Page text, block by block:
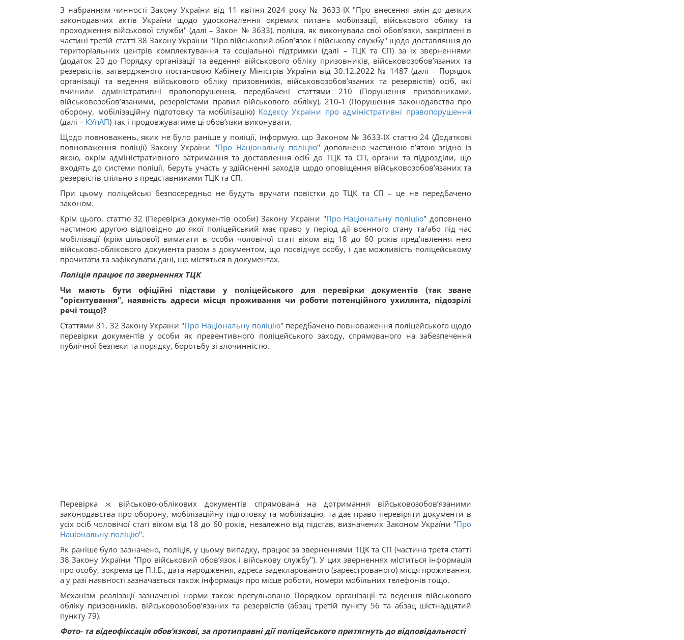
З набранням чинності Закону України від 11 квітня 2024 року № 3633-ІХ "Про внесення змін до деяких
законодавчих актів України щодо удосконалення окремих питань мобілізації, військового обліку та
проходження військової служби" (далі – Закон № 3633), поліція, як виконувала свої обов’язки, закріплені в
частині третій статті 38 Закону України "Про військовий обов’язок і військову службу" щодо доставляння до
територіальних центрів комплектування та соціальної підтримки (далі – ТЦК та СП) за їх зверненнями
(додаток 20 до Порядку організації та ведення військового обліку призовників, військовозобов’язаних та
резервістів, затвердженого постановою Кабінету Міністрів України від 30.12.2022 № 1487 (далі – Порядок
організації та ведення військового обліку призовників, військовозобов’язаних та резервістів) осіб, які
вчинили адміністративні правопорушення, передбачені статтями 210 (Порушення призовниками,
військовозобов’язаними, резервістами правил військового обліку), 210-1 (Порушення законодавства про
оборону, мобілізаційну підготовку та мобілізацію) Кодексу України про адміністративні правопорушення
(далі – КУпАП) так і продовжуватиме ці обов’язки виконувати.
Щодо повноважень, яких не було раніше у поліції, інформую, що Законом № 3633-ІХ статтю 24 (Додаткові
повноваження поліції) Закону України "Про Національну поліцію" доповнено частиною п’ятою згідно із
якою, окрім адміністративного затримання та доставлення осіб до ТЦК та СП, органи та підрозділи, що
входять до системи поліції, беруть участь у здійсненні заходів щодо оповіщення військовозобов’язаних та
резервістів спільно з представниками ТЦК та СП.
При цьому поліцейські безпосередньо не будуть вручати повістки до ТЦК та СП – це не передбачено
законом.
Крім цього, статтю 32 (Перевірка документів особи) Закону України "Про Національну поліцію" доповнено
частиною другою відповідно до якої поліцейський має право у період дії воєнного стану та/або під час
мобілізації (крім цільової) вимагати в особи чоловічої статі віком від 18 до 60 років пред’явлення нею
військово-облікового документа разом з документом, що посвідчує особу, і дає можливість поліцейському
прочитати та зафіксувати дані, що містяться в документах.
Поліція працює по зверненнях ТЦК
Чи мають бути офіційні підстави у поліцейського для перевірки документів (так зване
"орієнтування", наявність адреси місця проживання чи роботи потенційного ухилянта, підозрілі
речі тощо)?
Статтями 31, 32 Закону України "Про Національну поліцію" передбачено повноваження поліцейського щодо
перевірки документів у особи як превентивного поліцейського заходу, спрямованого на забезпечення
публічної безпеки та порядку, боротьбу зі злочинністю.
Перевірка ж військово-облікових документів спрямована на дотримання військовозобов’язаними
законодавства про оборону, мобілізаційну підготовку та мобілізацію, та дає право перевіряти документи в
усіх осіб чоловічої статі віком від 18 до 60 років, незалежно від підстав, визначених Законом України "Про
Національну поліцію".
Як раніше було зазначено, поліція, у цьому випадку, працює за зверненнями ТЦК та СП (частина третя статті
38 Закону України "Про військовий обов’язок і військову службу"). У цих зверненнях міститься інформація
про особу, зокрема це П.І.Б., дата народження, адреса задекларованого (зареєстрованого) місця проживання,
а у разі наявності зазначається також інформація про місце роботи, номери мобільних телефонів тощо.
Механізм реалізації зазначеної норми також врегульовано Порядком організації та ведення військового
обліку призовників, військовозобов’язаних та резервістів (абзац третій пункту 56 та абзац шістнадцятий
пункту 79).
Фото- та відеофіксація обов’язкові, за протиправні дії поліцейського притягнуть до відповідальності